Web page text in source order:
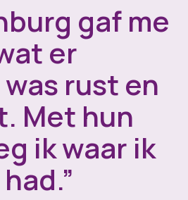
gaf me
er
rust en
Met hun
ik waar ik